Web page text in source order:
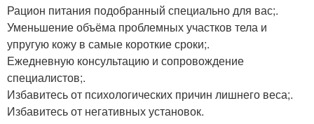
Рацион питания подобранный специально для вас;.
Уменьшение объёма проблемных участков тела и
упругую кожу в самые короткие сроки;.
Ежедневную консультацию и сопровождение
специалистов;.
Избавитесь от психологических причин лишнего веса;.
Избавитесь от негативных установок.